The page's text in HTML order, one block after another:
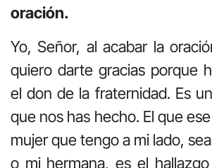
oración.
Yo, Señor, al acabar la
quiero darte gracias porque
el don de la fraternidad. Es
que nos has hecho. El que
mujer que tengo a mi lado,
o mi hermana, es el